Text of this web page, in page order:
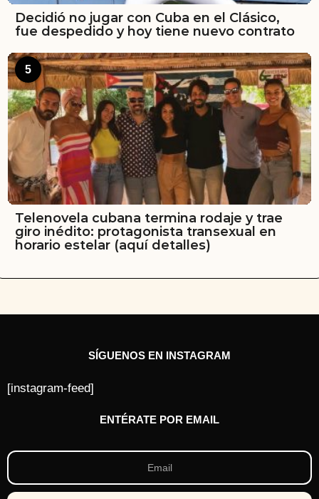
Decidió no jugar con Cuba en el Clásico,
fue despedido y hoy tiene nuevo contrato
5
Telenovela cubana termina rodaje y trae
giro inédito: protagonista transexual en
horario estelar (aquí detalles)
SÍGUENOS EN INSTAGRAM
[instagram-feed]
ENTÉRATE POR EMAIL